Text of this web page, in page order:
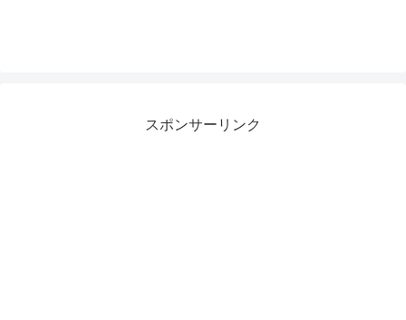
スポンサーリンク